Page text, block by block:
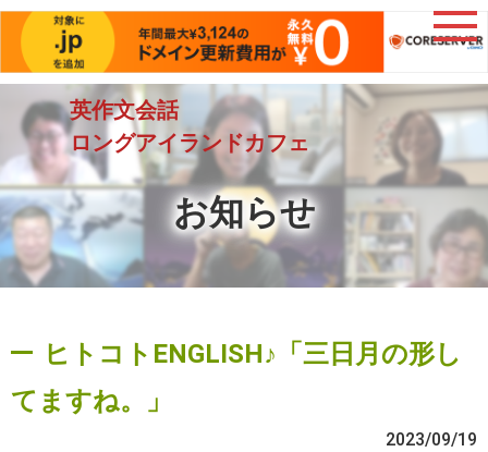
英作文会話
ロングアイランドカフェ
お知らせ
ヒトコトENGLISH♪「三日月の形し
てますね。」
2023/09/19